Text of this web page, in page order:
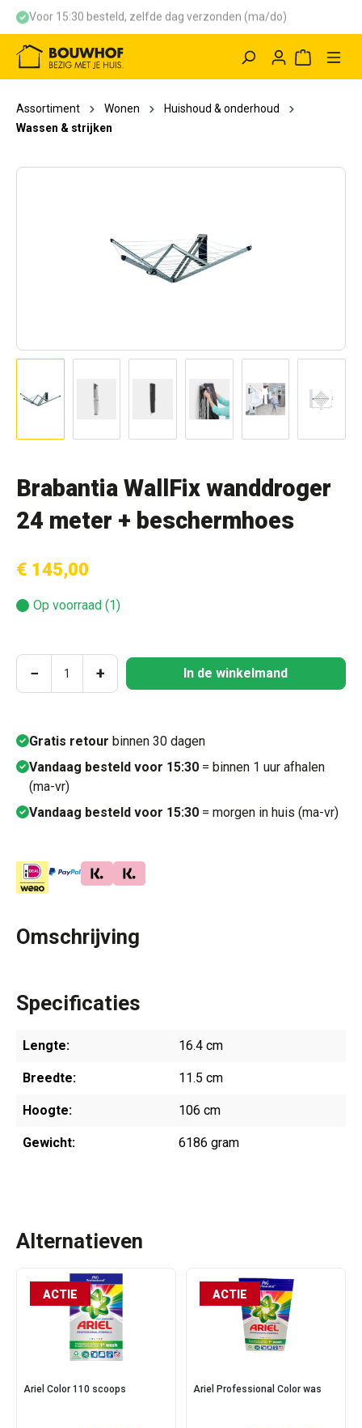
Voor 15:30 besteld, zelfde dag verzonden (ma/do)
Assortiment Wonen
Huishoud & onderhoud
Wassen & strijken
Brabantia WallFix wanddroger
24 meter + beschermhoes
€ 145,00
Op voorraad (1)
Producthoeveelheid: Voer de gewenste
− + In de winkelmand
Gratis retour binnen 30 dagen
Vandaag besteld voor 15:30 = binnen 1 uur afhalen
(ma-vr)
Vandaag besteld voor 15:30 = morgen in huis (ma-vr)
Omschrijving
Specificaties
Lengte: 16.4 cm
Breedte: 11.5 cm
Hoogte: 106 cm
Gewicht: 6186 gram
Alternatieven
ACTIE
Ariel Color 110 scoops
ACTIE
Ariel Professional Color was